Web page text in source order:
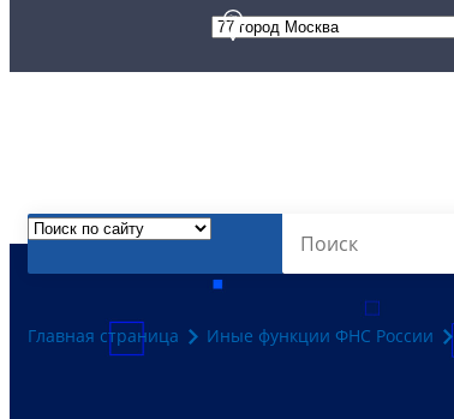
Главная страница Иные функции ФНС России